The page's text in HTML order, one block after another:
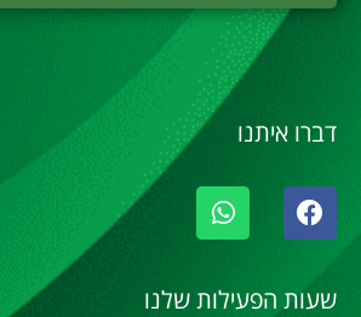
דברו איתנו
שעות הפעילות שלנו